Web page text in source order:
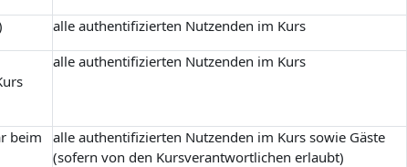
alle authentifizierten Nutzenden im Kurs
alle authentifizierten Nutzenden im Kurs
beim
alle authentifizierten Nutzenden im Kurs sowie Gäste
(sofern von den Kursverantwortlichen erlaubt)